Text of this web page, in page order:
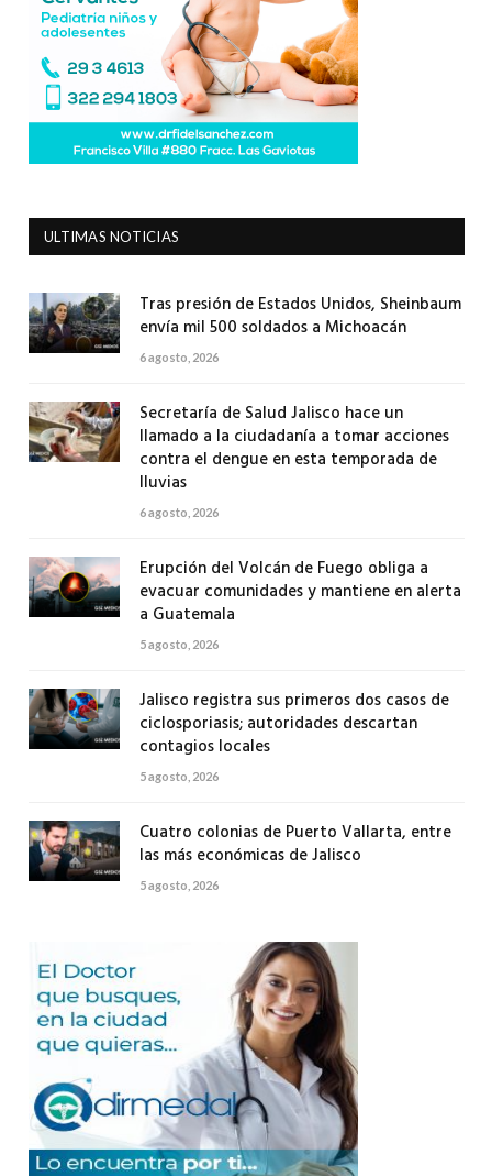
ULTIMAS NOTICIAS
Tras presión de Estados Unidos, Sheinbaum
envía mil 500 soldados a Michoacán
6 agosto, 2026
Secretaría de Salud Jalisco hace un
llamado a la ciudadanía a tomar acciones
contra el dengue en esta temporada de
lluvias
6 agosto, 2026
Erupción del Volcán de Fuego obliga a
evacuar comunidades y mantiene en alerta
a Guatemala
5 agosto, 2026
Jalisco registra sus primeros dos casos de
ciclosporiasis; autoridades descartan
contagios locales
5 agosto, 2026
Cuatro colonias de Puerto Vallarta, entre
las más económicas de Jalisco
5 agosto, 2026